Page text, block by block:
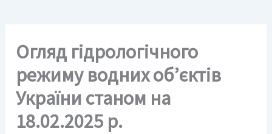
Огляд гідрологічного
режиму водних об’єктів
України станом на
18.02.2025 р.